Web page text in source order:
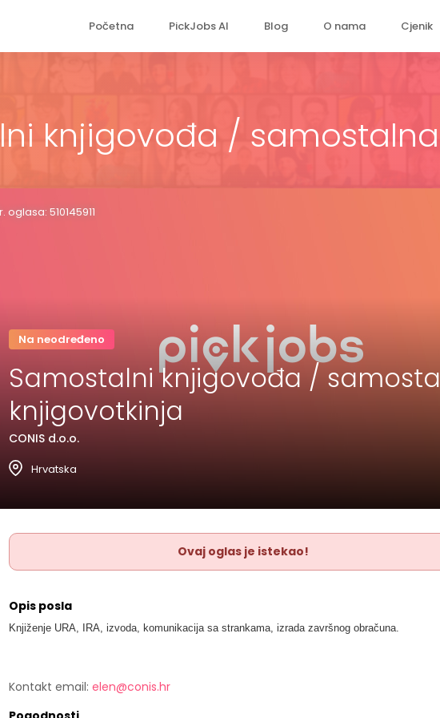
Početna PickJobs AI Blog O nama Cjenik
knjigovođa /
oglasa: 510145911
Na neodređeno
Samostalni knjigovođa /
knjigovotkinja
CONIS d.o.o.
Hrvatska
Ovaj oglas je istekao!
Opis posla
Knjiženje URA, IRA, izvoda, komunikacija sa strankama, izrada završnog obračuna.
Kontakt email: elen@conis.hr